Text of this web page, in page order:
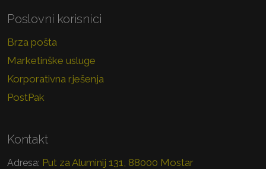
Poslovni korisnici
Brza pošta
Marketinške usluge
Korporativna rješenja
PostPak
Kontakt
Adresa: Put za Aluminij 131, 88000 Mostar